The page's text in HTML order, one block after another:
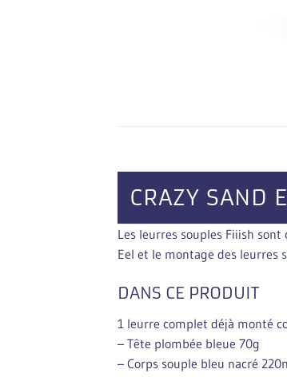
CRAZY SAND
Les leurres souples Fiiish
Eel et le montage des leurres
DANS CE PRODUIT
1 leurre complet déjà monté
– Tête plombée bleue 70g
– Corps souple bleu nacré